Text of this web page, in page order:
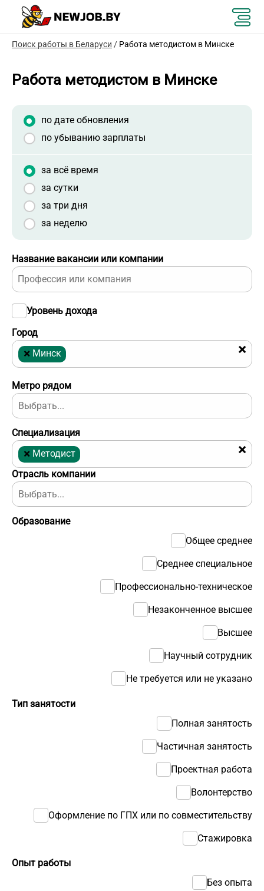
Поиск работы в Беларуси / Работа методистом в Минске
Работа методистом в Минске
Отрасль компании
Название вакансии или компании
Тип занятости
Полная занятость
Частичная занятость
Проектная работа
Волонтерство
Оформление по ГПХ или по совместительству
Стажировка
Город
×
× Минск
Уровень дохода
Образование
Общее среднее
Среднее специальное
Профессионально-техническое
Незаконченное высшее
Высшее
Научный сотрудник
Не требуется или не указано
Опыт работы
Без опыта
Метро рядом
по дате обновления
по убыванию зарплаты
за всё время
за сутки
за три дня
за неделю
Специализация
×
× Методист